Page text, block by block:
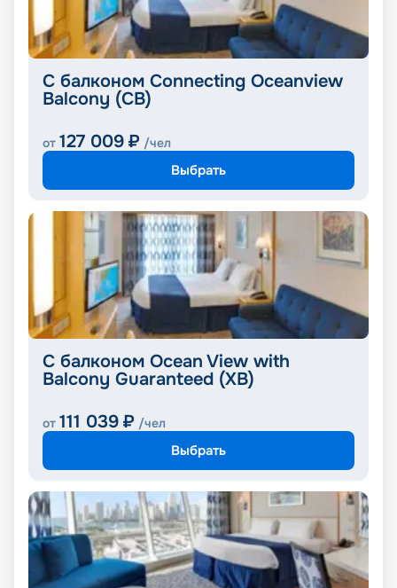
С балконом Connecting Oceanview
Balcony (CB)
от 127 009 ₽ /чел
Выбрать
С балконом Ocean View with
Balcony Guaranteed (XB)
от 111 039 ₽ /чел
Выбрать